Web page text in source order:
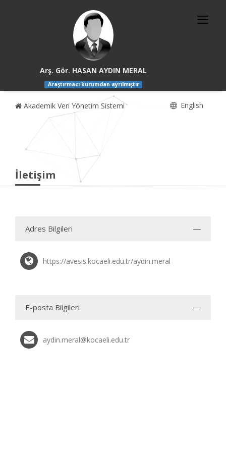
Arş. Gör. HASAN AYDIN MERAL
Araştırmacı kurumdan ayrılmıştır
Akademik Veri Yönetim Sistemi English
İletişim
Adres Bilgileri
https://avesis.kocaeli.edu.tr/aydin.meral
E-posta Bilgileri
aydin.meral@kocaeli.edu.tr